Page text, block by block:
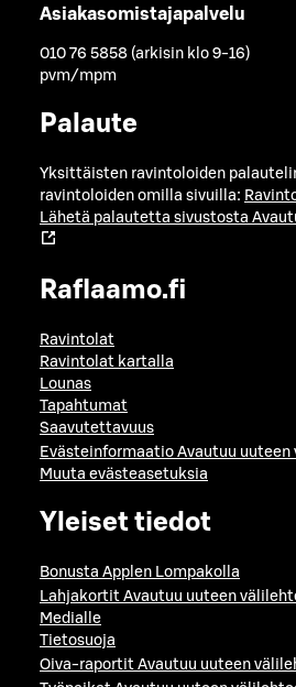
Asiakasomistajapalvelu
010 76 5858 (arkisin klo 9-16)
pvm/mpm
Palaute
Yksittäisten ravintoloiden
ravintoloiden omilla sivuilla:
Lähetä palautetta sivustosta
Raflaamo.fi
Ravintolat
Ravintolat kartalla
Lounas
Tapahtumat
Saavutettavuus
Evästeinformaatio Avautuu uuteen
Muuta evästeasetuksia
Yleiset tiedot
Bonusta Applen Lompakolla
Lahjakortit Avautuu uuteen
Medialle
Tietosuoja
Oiva-raportit Avautuu uuteen